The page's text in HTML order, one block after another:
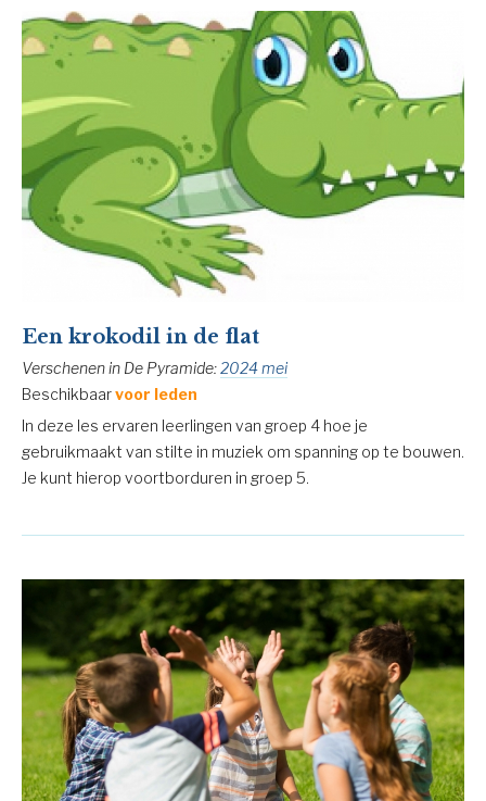
Een krokodil in de flat
Verschenen in De Pyramide:2024 mei
Beschikbaarvoor leden
In deze les ervaren leerlingen van groep 4 hoe je
gebruikmaakt van stilte in muziek om spanning op te bouwen.
Je kunt hierop voortborduren in groep 5.